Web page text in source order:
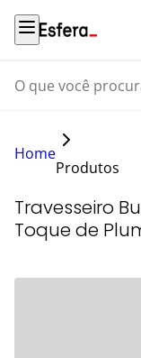
O que você procura?
Home
Produtos
Travesseiro
Toque de